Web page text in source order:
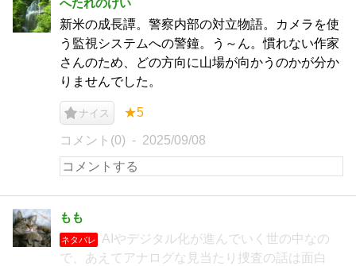
へたれのけい
新米の成長譚。警察内部の対立物語。カメラを使
う監視システムへの警鐘。う～ん。慣れない作家
さんのため、どの方向に山場が向かうのかが分か
りませんでした。
ナイス ★5
コメント(0) 2025/09/08
もも
ネタバレ
AIやデジタル化が進んでいく世の中なの
で、あえてアナログな見当たり捜査の話は面白